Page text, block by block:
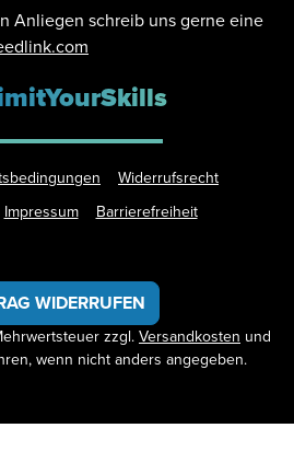
Anliegen schreib uns gerne eine
Widerrufsrecht
Impressum Barrierefreiheit
WIDERRUFEN
zzgl.Versandkosten und
wenn nicht anders angegeben.